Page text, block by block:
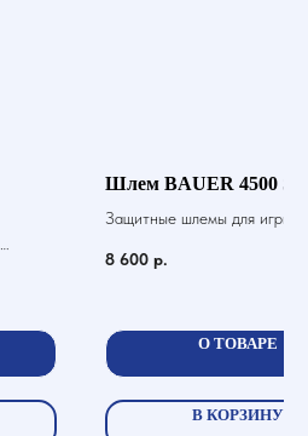
Шлем BAUER 4500 SR
Защитные шлемы для игры в
8 600 р.
О ТОВАРЕ
В КОРЗИНУ